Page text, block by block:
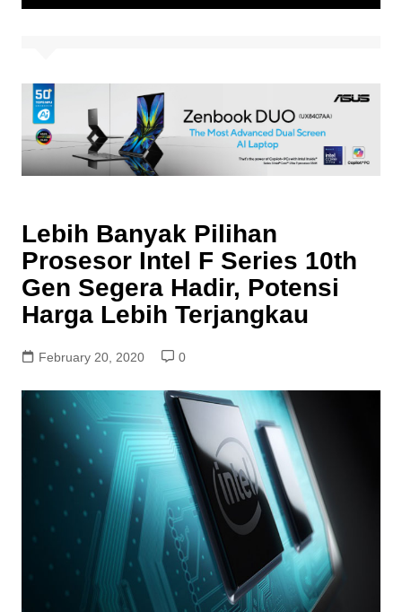
Lebih Banyak Pilihan
Prosesor Intel F Series 10th
Gen Segera Hadir, Potensi
Harga Lebih Terjangkau
February 20, 2020 0